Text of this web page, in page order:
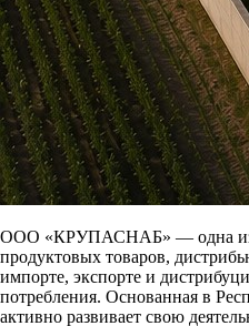
ООО «КРУПАСНАБ» — одна из
продуктовых товаров,
импорте, экспорте и
потребления. Основанная в
активно развивает свою